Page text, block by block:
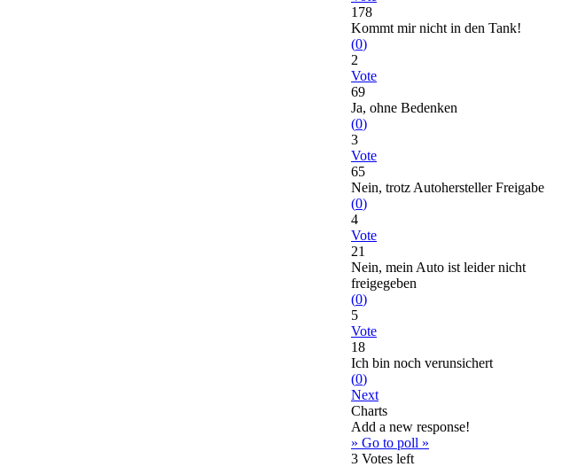
178
Kommt mir nicht in den Tank!
(0)
2
Vote
69
Ja, ohne Bedenken
(0)
3
Vote
65
Nein, trotz Autohersteller Freigabe
(0)
4
Vote
21
Nein, mein Auto ist leider nicht
freigegeben
(0)
5
Vote
18
Ich bin noch verunsichert
(0)
Next
Charts
Add a new response!
» Go to poll »
3 Votes left